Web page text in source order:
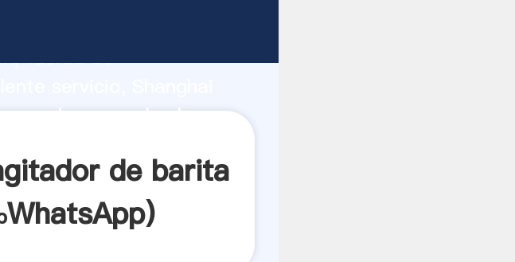
fuerza de
crea el valor y
de barita
WhatsApp)